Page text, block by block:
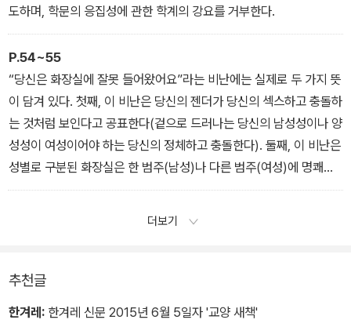
도하며, 학문의 응집성에 관한 학계의 강요를 거부한다.
P.54~55
“당신은 화장실에 잘못 들어왔어요”라는 비난에는 실제로 두 가지 뜻
이 담겨 있다. 첫째, 이 비난은 당신의 젠더가 당신의 섹스하고 충돌하
는 것처럼 보인다고 공표한다(겉으로 드러나는 당신의 남성성이나 양
성성이 여성이어야 하는 당신의 정체하고 충돌한다). 둘째, 이 비난은
성별로 구분된 화장실은 한 범주(남성)나 다른 범주(여성)에 명쾌하
게 들어맞는 사람들만을 고려한 공간이라는 사실을 시사한다. 우리에
대표한다.
더보기
추천글
한겨레: 한겨레 신문 2015년 6월 5일자 '교양 새책'